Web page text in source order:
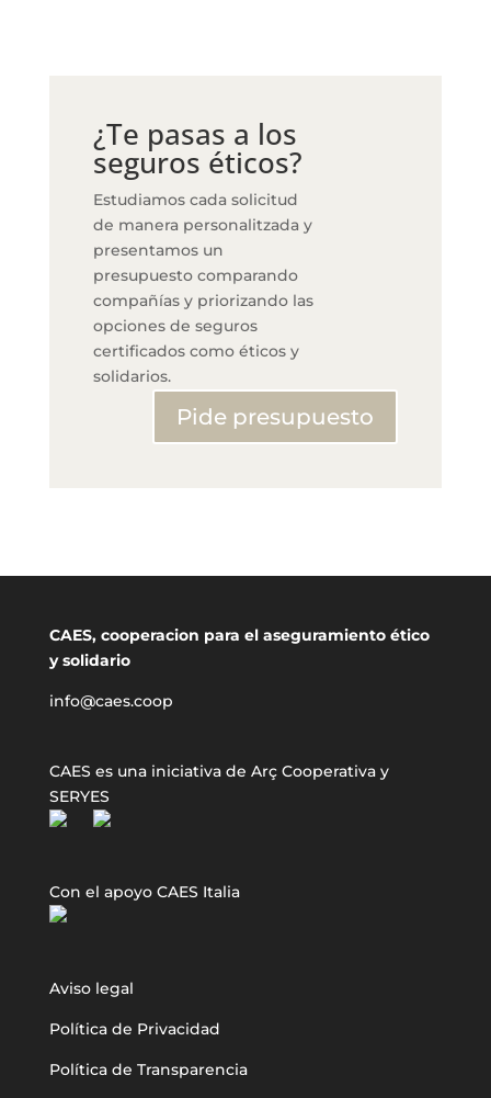
¿Te pasas a los
seguros éticos?
Estudiamos cada solicitud
de manera personalitzada y
presentamos un
presupuesto comparando
compañías y priorizando las
opciones de seguros
certificados como éticos y
solidarios.
Pide presupuesto
CAES, cooperacion para el aseguramiento ético
y solidario
info@caes.coop
CAES es una iniciativa de Arç Cooperativa y
SERYES
Con el apoyo CAES Italia
Aviso legal
Política de Privacidad
Política de Transparencia